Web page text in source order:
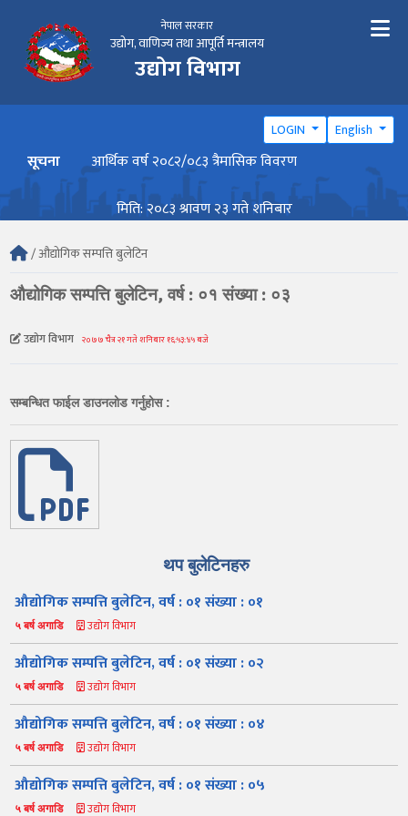
नेपाल सरकार
उद्योग, वाणिज्य तथा आपूर्ति मन्त्रालय
उद्योग विभाग
LOGIN English
सूचना आर्थिक वर्ष २०८२/०८३ त्रैमासिक विवरण
मिति: २०८३ श्रावण २३ गते शनिबार
/ औद्योगिक सम्पत्ति बुलेटिन
औद्योगिक सम्पत्ति बुलेटिन, वर्ष : ०१ संख्या : ०३
उद्योग विभाग २०७७ चैत्र २१ गते शनिबार १६:५३:४५ बजे
सम्बन्धित फाईल डाउनलोड गर्नुहोस :
थप बुलेटिनहरु
औद्योगिक सम्पत्ति बुलेटिन, वर्ष : ०१ संख्या : ०१
५ बर्ष अगाडि उद्योग विभाग
औद्योगिक सम्पत्ति बुलेटिन, वर्ष : ०१ संख्या : ०२
५ बर्ष अगाडि उद्योग विभाग
औद्योगिक सम्पत्ति बुलेटिन, वर्ष : ०१ संख्या : ०४
५ बर्ष अगाडि उद्योग विभाग
औद्योगिक सम्पत्ति बुलेटिन, वर्ष : ०१ संख्या : ०५
५ बर्ष अगाडि उद्योग विभाग